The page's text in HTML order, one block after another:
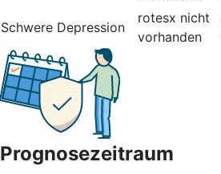
Schwere Depression
rotesx nicht
vorhanden
Prognosezeitraum